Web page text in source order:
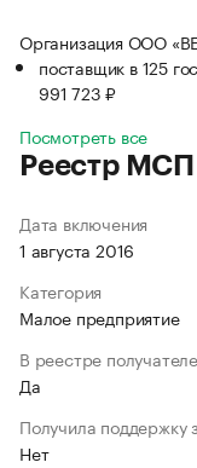
Организация ООО
поставщик в 125
991 723 ₽
Посмотреть все
Реестр МСП
Дата включения
1 августа 2016
Категория
Малое предприятие
В реестре
Да
Получила поддержку
Нет